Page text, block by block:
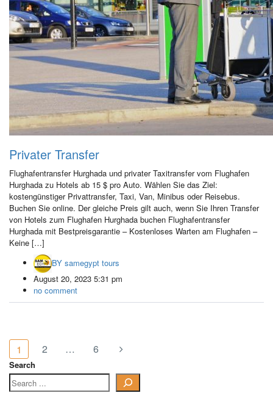
Privater Transfer
Flughafentransfer Hurghada und privater Taxitransfer vom Flughafen
Hurghada zu Hotels ab 15 $ pro Auto. Wählen Sie das Ziel:
kostengünstiger Privattransfer, Taxi, Van, Minibus oder Reisebus.
Buchen Sie online. Der gleiche Preis gilt auch, wenn Sie Ihren Transfer
von Hotels zum Flughafen Hurghada buchen Flughafentransfer
Hurghada mit Bestpreisgarantie – Kostenloses Warten am Flughafen –
Keine […]
BY samegypt tours
August 20, 2023 5:31 pm
no comment
1 2 … 6
Search